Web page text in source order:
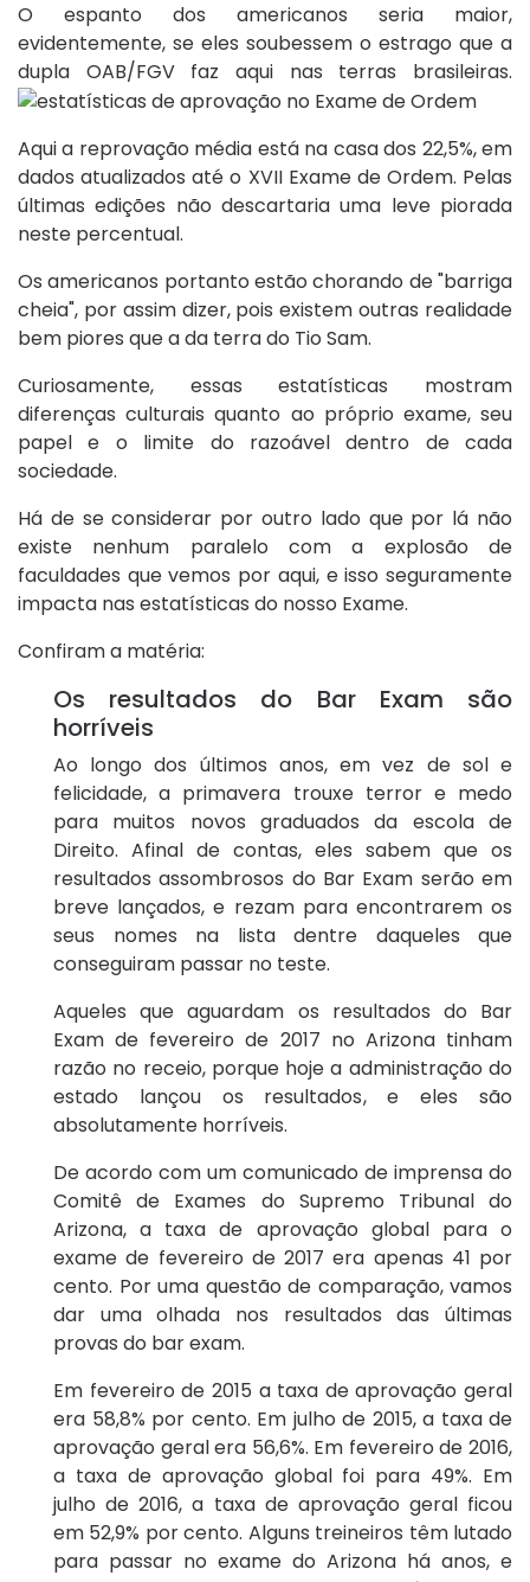
O espanto dos americanos seria maior,
evidentemente, se eles soubessem o estrago que a
dupla OAB/FGV faz aqui nas terras brasileiras.
Aqui a reprovação média está na casa dos 22,5%, em
dados atualizados até o XVII Exame de Ordem. Pelas
últimas edições não descartaria uma leve piorada
neste percentual.
Os americanos portanto estão chorando de "barriga
cheia", por assim dizer, pois existem outras realidade
bem piores que a da terra do Tio Sam.
Curiosamente, essas estatísticas mostram
diferenças culturais quanto ao próprio exame, seu
papel e o limite do razoável dentro de cada
sociedade.
Há de se considerar por outro lado que por lá não
existe nenhum paralelo com a explosão de
faculdades que vemos por aqui, e isso seguramente
impacta nas estatísticas do nosso Exame.
Confiram a matéria:
Os resultados do Bar Exam são
horríveis
Ao longo dos últimos anos, em vez de sol e
felicidade, a primavera trouxe terror e medo
para muitos novos graduados da escola de
Direito. Afinal de contas, eles sabem que os
resultados assombrosos do Bar Exam serão em
breve lançados, e rezam para encontrarem os
seus nomes na lista dentre daqueles que
conseguiram passar no teste.
Aqueles que aguardam os resultados do Bar
Exam de fevereiro de 2017 no Arizona tinham
razão no receio, porque hoje a administração do
estado lançou os resultados, e eles são
absolutamente horríveis.
De acordo com um comunicado de imprensa do
Comitê de Exames do Supremo Tribunal do
Arizona, a taxa de aprovação global para o
exame de fevereiro de 2017 era apenas 41 por
cento. Por uma questão de comparação, vamos
dar uma olhada nos resultados das últimas
provas do bar exam.
Em fevereiro de 2015 a taxa de aprovação geral
era 58,8% por cento. Em julho de 2015, a taxa de
aprovação geral era 56,6%. Em fevereiro de 2016,
a taxa de aprovação global foi para 49%. Em
julho de 2016, a taxa de aprovação geral ficou
em 52,9% por cento. Alguns treineiros têm lutado
para passar no exame do Arizona há anos, e